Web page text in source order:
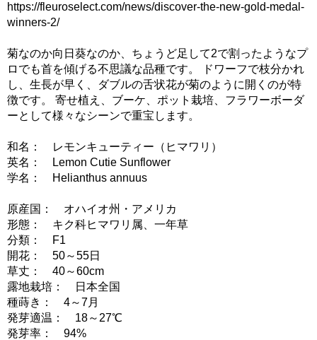
https://fleuroselect.com/news/discover-the-new-gold-medal-
winners-2/
菊なのか向日葵なのか、ちょうど足して2で割ったようなプ
ロでも首を傾げる不思議な品種です。 ドワーフで枝分かれ
し、生長が早く、ダブルの舌状花が菊のように開くのが特
徴です。 寄せ植え、ブーケ、ポット栽培、フラワーボーダ
ーとして様々なシーンで重宝します。
和名： レモンキューティー（ヒマワリ）
英名： Lemon Cutie Sunflower
学名： Helianthus annuus
原産国： オハイオ州・アメリカ
形態： キク科ヒマワリ属、一年草
分類： F1
開花： 50～55日
草丈： 40～60cm
露地栽培： 日本全国
種蒔き： 4～7月
発芽適温： 18～27℃
発芽率： 94%